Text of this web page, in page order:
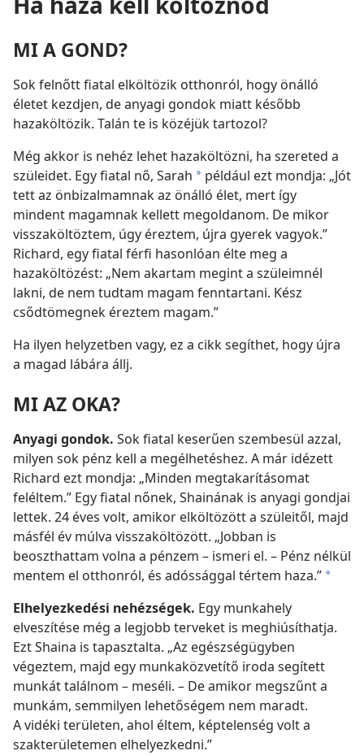
MI A GOND?
Sok felnőtt fiatal elköltözik otthonról, hogy önálló
életet kezdjen, de anyagi gondok miatt később
hazaköltözik. Talán te is közéjük tartozol?
Még akkor is nehéz lehet hazaköltözni, ha szereted a
szüleidet. Egy fiatal nő, Sarah * például ezt mondja: „Jót
tett az önbizalmamnak az önálló élet, mert így
mindent magamnak kellett megoldanom. De mikor
visszaköltöztem, úgy éreztem, újra gyerek vagyok.”
Richard, egy fiatal férfi hasonlóan élte meg a
hazaköltözést: „Nem akartam megint a szüleimnél
lakni, de nem tudtam magam fenntartani. Kész
csődtömegnek éreztem magam.”
Ha ilyen helyzetben vagy, ez a cikk segíthet, hogy újra
a magad lábára állj.
MI AZ OKA?
Anyagi gondok. Sok fiatal keserűen szembesül azzal,
milyen sok pénz kell a megélhetéshez. A már idézett
Richard ezt mondja: „Minden megtakarításomat
feléltem.” Egy fiatal nőnek, Shainának is anyagi gondjai
lettek. 24 éves volt, amikor elköltözött a szüleitől, majd
másfél év múlva visszaköltözött. „Jobban is
beoszthattam volna a pénzem – ismeri el. – Pénz nélkül
mentem el otthonról, és adóssággal tértem haza.” *
Elhelyezkedési nehézségek. Egy munkahely
elveszítése még a legjobb terveket is meghiúsíthatja.
Ezt Shaina is tapasztalta. „Az egészségügyben
végeztem, majd egy munkaközvetítő iroda segített
munkát találnom – meséli. – De amikor megszűnt a
munkám, semmilyen lehetőségem nem maradt.
A vidéki területen, ahol éltem, képtelenség volt a
szakterületemen elhelyezkedni.”